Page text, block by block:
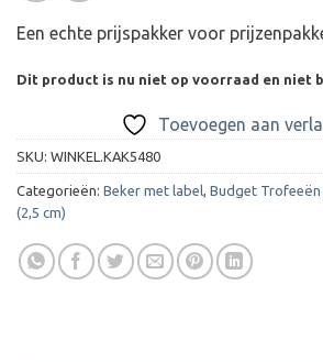
Een echte prijspakker voor
Dit product is nu niet op voorraad en niet
Toevoegen aan
SKU: WINKEL.KAK5480
Categorieën: Beker met label, Budget Trofeeën
(2,5 cm)